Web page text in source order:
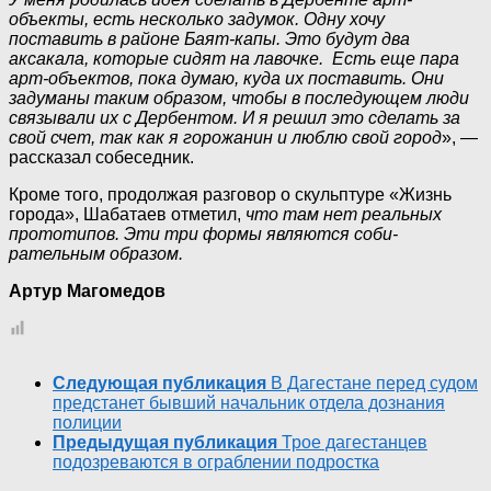
объекты, есть не­сколько задумок. Одну хочу
поставить в районе Баят-капы. Это будут два
аксакала, которые сидят на ла­вочке. Есть еще пара
арт-объектов, пока думаю, куда их пост­авить. Они
задуманы таким образом, чтобы в последующем люди
связывали их с Дербе­нтом. И я решил это сделать за
свой счет, так как я горожанин и люблю свой город», —
рассказал собес­едник.
Кроме того, продолжая разговор о скульпт­уре «Жизнь
города», Шабатаев отметил, что там нет реальных
прототипов. Эти три формы являются соби­
рательным образом.
Артур Магомедов
Следующая публикация В Дагестане перед судом
предстанет бывший начальник отдела дознания
полиции
Предыдущая публикация Трое дагестанцев
подозреваются в ограблении подростка